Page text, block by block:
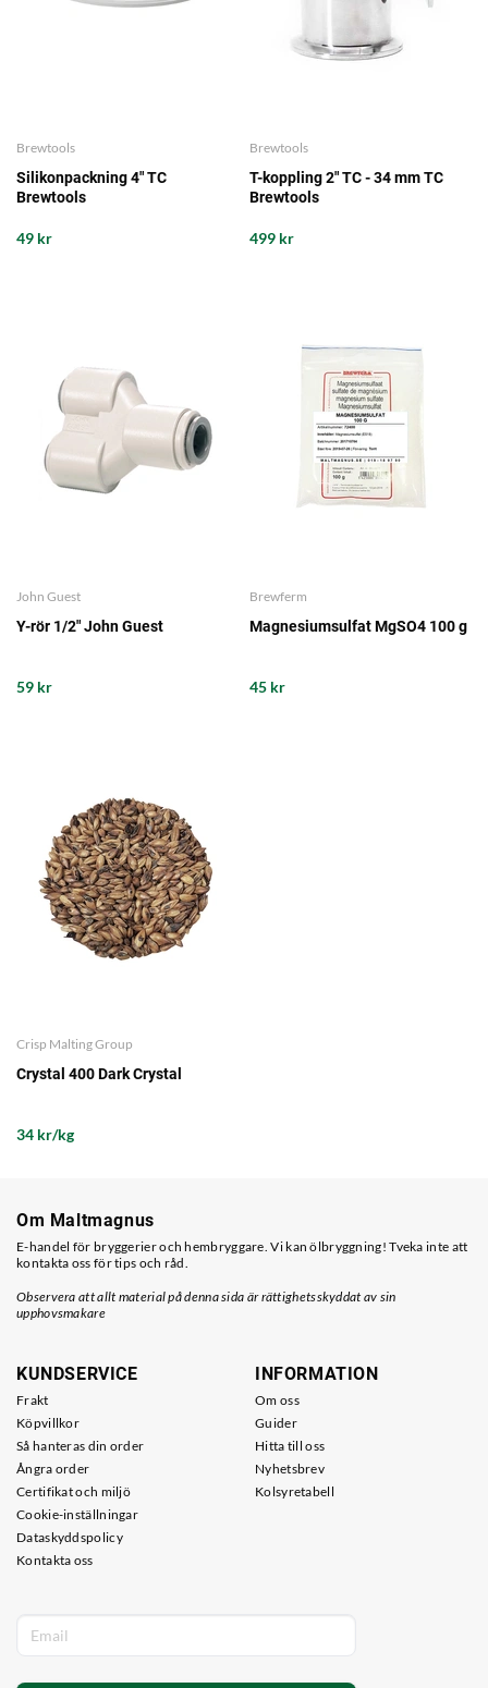
Brewtools
Silikonpackning 4" TC
Brewtools
49 kr
Brewtools
T-koppling 2" TC - 34 mm TC
Brewtools
499 kr
John Guest
Y-rör 1/2" John Guest
59 kr
Brewferm
Magnesiumsulfat MgSO4 100 g
45 kr
Crisp Malting Group
Crystal 400 Dark Crystal
34 kr/kg
Om Maltmagnus
E-handel för bryggerier och hembryggare. Vi kan ölbryggning! Tveka inte att
kontakta oss för tips och råd.
Observera att allt material på denna sida är rättighetsskyddat av sin
upphovsmakare
KUNDSERVICE
Frakt
Köpvillkor
Så hanteras din order
Ångra order
Certifikat och miljö
Cookie-inställningar
Dataskyddspolicy
Kontakta oss
INFORMATION
Om oss
Guider
Hitta till oss
Nyhetsbrev
Kolsyretabell